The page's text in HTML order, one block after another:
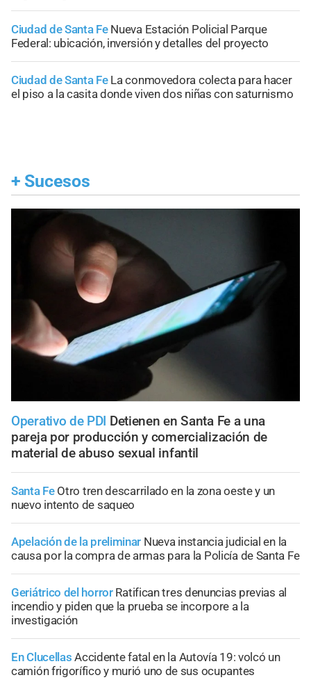
Ciudad de Santa Fe Nueva Estación Policial Parque
Federal: ubicación, inversión y detalles del proyecto
Ciudad de Santa Fe La conmovedora colecta para hacer
el piso a la casita donde viven dos niñas con saturnismo
+ Sucesos
Operativo de PDI Detienen en Santa Fe a una
pareja por producción y comercialización de
material de abuso sexual infantil
Santa Fe Otro tren descarrilado en la zona oeste y un
nuevo intento de saqueo
Apelación de la preliminar Nueva instancia judicial en la
causa por la compra de armas para la Policía de Santa Fe
Geriátrico del horror Ratifican tres denuncias previas al
incendio y piden que la prueba se incorpore a la
investigación
En Clucellas Accidente fatal en la Autovía 19: volcó un
camión frigorífico y murió uno de sus ocupantes